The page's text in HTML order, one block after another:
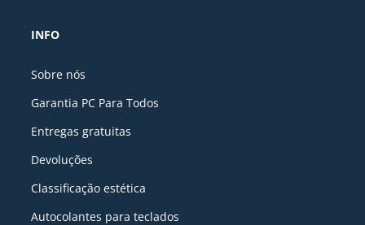
INFO
Sobre nós
Garantia PC Para Todos
Entregas gratuitas
Devoluções
Classificação estética
Autocolantes para teclados